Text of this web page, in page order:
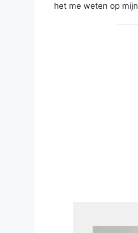
het me weten op mijn